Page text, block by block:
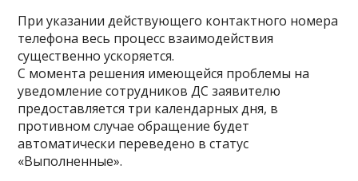
При указании действующего контактного номера
телефона весь процесс взаимодействия
существенно ускоряется.
С момента решения имеющейся проблемы на
уведомление сотрудников ДС заявителю
предоставляется три календарных дня, в
противном случае обращение будет
автоматически переведено в статус
«Выполненные».